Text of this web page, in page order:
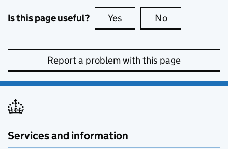
Is this page useful? Yes this page is useful
No
Report a problem with this page
Services and information